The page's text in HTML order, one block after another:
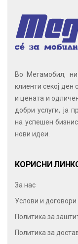
Во Мегамобил,
клиенти секој ден
и цената и
добри услуги, ја
на успешен
нови идеи.
КОРИСНИ
За нас
Услови и договори
Политика за
Политика за